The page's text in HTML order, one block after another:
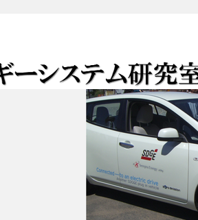
システム研究室
Laboratory